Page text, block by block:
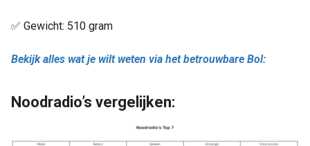
✅ Gewicht: 510 gram
Bekijk alles wat je wilt weten via het betrouwbare Bol:
Noodradio’s vergelijken: